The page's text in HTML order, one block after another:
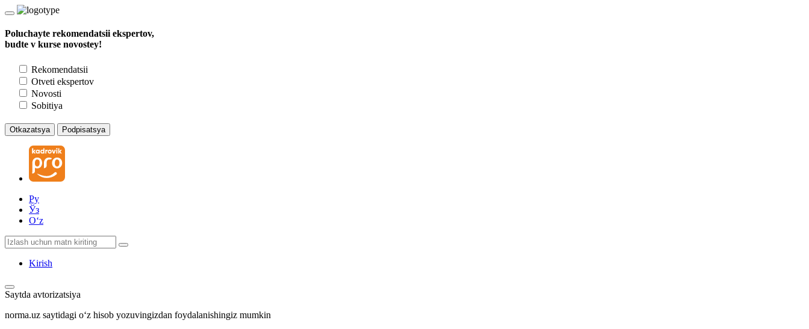
Poluchayte rekomendatsii ekspertov,
budte v kurse novostey!
Rekomendatsii
Otveti ekspertov
Novosti
Sobitiya
Otkazatsya Podpisatsya
Ру
Ўз
Oʻz
Kirish
Saytda avtorizatsiya
norma.uz saytidagi oʻz hisob yozuvingizdan foydalanishingiz mumkin